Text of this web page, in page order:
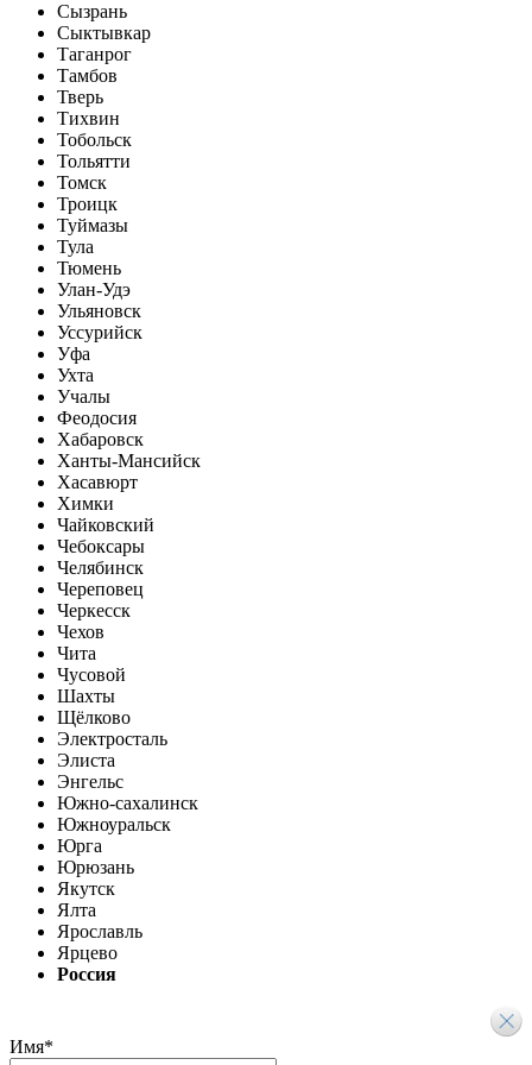
Сызрань
Сыктывкар
Таганрог
Тамбов
Тверь
Тихвин
Тобольск
Тольятти
Томск
Троицк
Туймазы
Тула
Тюмень
Улан-Удэ
Ульяновск
Уссурийск
Уфа
Ухта
Учалы
Феодосия
Хабаровск
Ханты-Мансийск
Хасавюрт
Химки
Чайковский
Чебоксары
Челябинск
Череповец
Черкесск
Чехов
Чита
Чусовой
Шахты
Щёлково
Электросталь
Элиста
Энгельс
Южно-сахалинск
Южноуральск
Юрга
Юрюзань
Якутск
Ялта
Ярославль
Ярцево
Россия
Имя*